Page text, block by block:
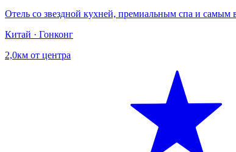
Отель со звездной кухней, премиальным спа и
Китай · Гонконг
2,0км от центра